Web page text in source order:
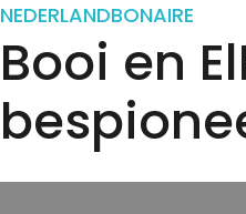
NEDERLANDBONAIRE
Booi en